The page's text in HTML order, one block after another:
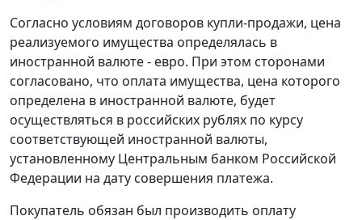
Согласно условиям договоров купли-продажи, цена
реализуемого имущества определялась в
иностранной валюте - евро. При этом сторонами
согласовано, что оплата имущества, цена которого
определена в иностранной валюте, будет
осуществляться в российских рублях по курсу
соответствующей иностранной валюты,
установленному Центральным банком Российской
Федерации на дату совершения платежа.
Покупатель обязан был производить оплату